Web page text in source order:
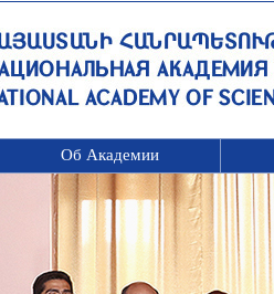
Об Академии